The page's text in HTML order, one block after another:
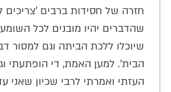
חזרה של חסידות ברבים
שהדברים יהיו מובנים לכל
שיוכלו ללכת הביתה וגם למסור
הבית'. למען האמת, די הופתעתי
העזתי ואמרתי לרבי שכיון שאני